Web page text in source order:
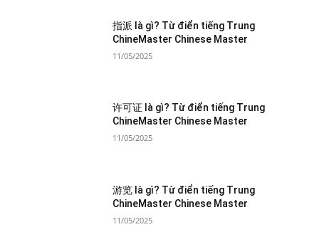
指派 là gì? Từ điển tiếng Trung
ChineMaster Chinese Master
11/05/2025
许可证 là gì? Từ điển tiếng Trung
ChineMaster Chinese Master
11/05/2025
游览 là gì? Từ điển tiếng Trung
ChineMaster Chinese Master
11/05/2025